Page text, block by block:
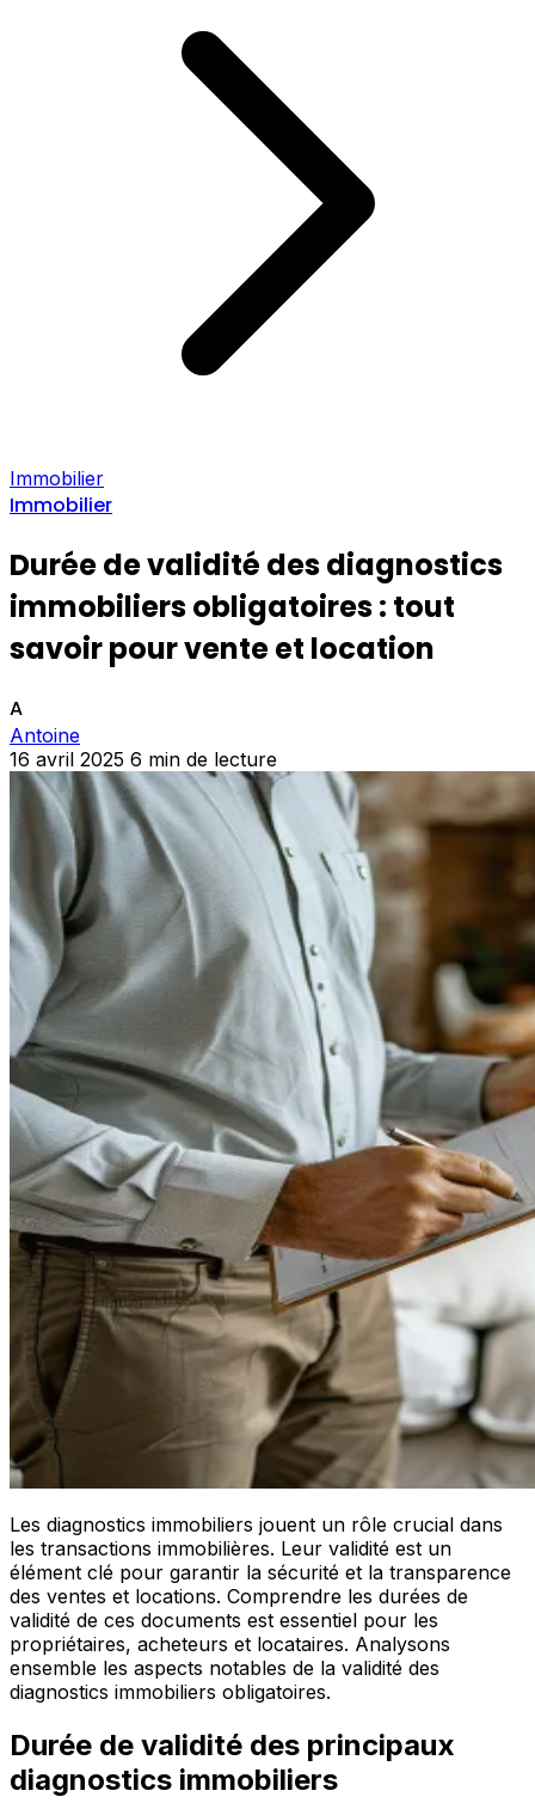
Immobilier
Immobilier
Durée de validité des diagnostics
immobiliers obligatoires : tout
savoir pour vente et location
A
Antoine
16 avril 2025 6 min de lecture
Les diagnostics immobiliers jouent un rôle crucial dans
les transactions immobilières. Leur validité est un
élément clé pour garantir la sécurité et la transparence
des ventes et locations. Comprendre les durées de
validité de ces documents est essentiel pour les
propriétaires, acheteurs et locataires. Analysons
ensemble les aspects notables de la validité des
diagnostics immobiliers obligatoires.
Durée de validité des principaux
diagnostics immobiliers